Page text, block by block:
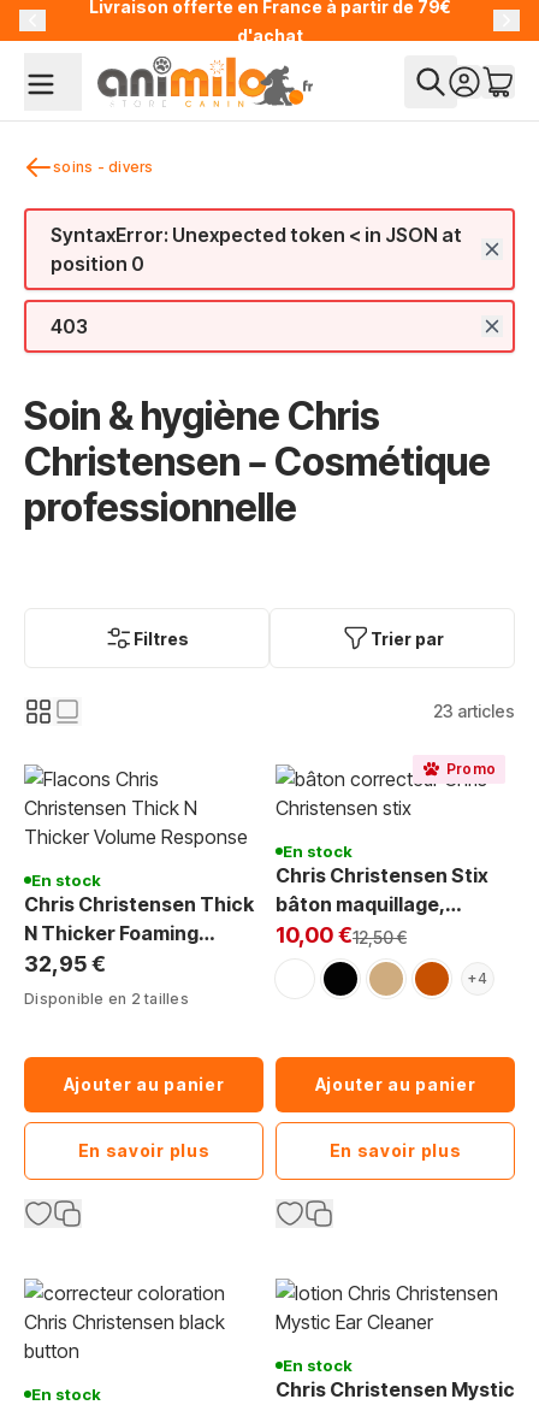
Allez au contenuLivraison offerte en France à partir de 79€
d'achat
soins - divers
SyntaxError: Unexpected token < in JSON at
position 0
403
Soin & hygiène Chris
Christensen – Cosmétique
professionnelle
Filtres Trier par
23 articles
En stock
Chris Christensen Thick
N Thicker Foaming
Protein Après
Shampoing Volume
32,95 €
Disponible en 2 tailles
Ajouter au panier
En savoir plus
Promo
En stock
Chris Christensen Stix
bâton maquillage,
correcteur tâche
Exclu Web:
10,00 €Prix normal
12,50 €
noir tan marron-rouge
+4
Ajouter au panier
En savoir plus
En stock
En stock
Chris Christensen Mystic